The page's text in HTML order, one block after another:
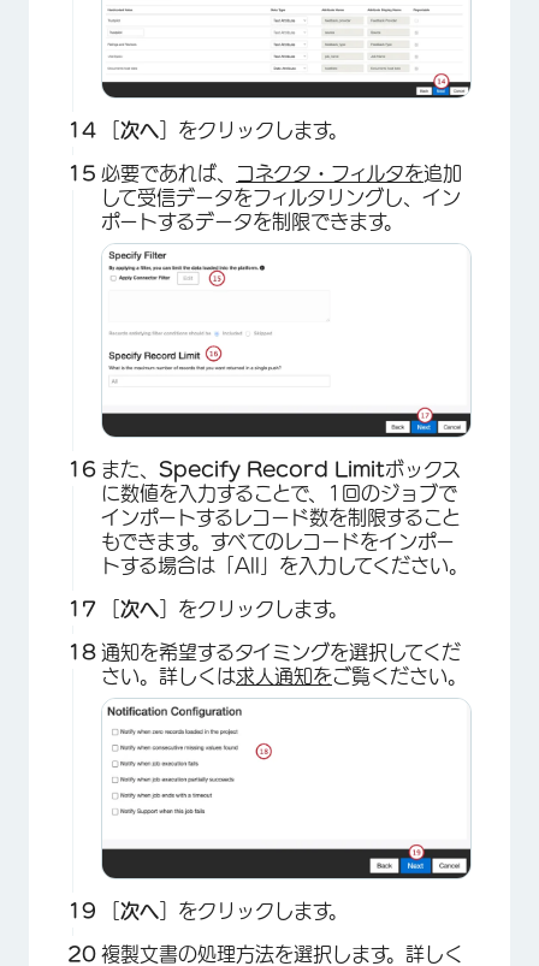
次へ ］をクリックします。
必要であれば、 コネクタ・フィルタを追加
して受信データをフィルタリングし、イン
ポートするデータを制限できます。
また、 Specify Record Limitボックス
に数値を入力することで、1回のジョブで
インポートするレコード数を制限すること
もできます。すべてのレコードをインポー
トする場合は「All」を入力してください。
次へ ］をクリックします。
通知を希望するタイミングを選択してくだ
さい。詳しくは求人通知をご覧ください。
次へ ］をクリックします。
複製文書の処理方法を選択します。詳しく